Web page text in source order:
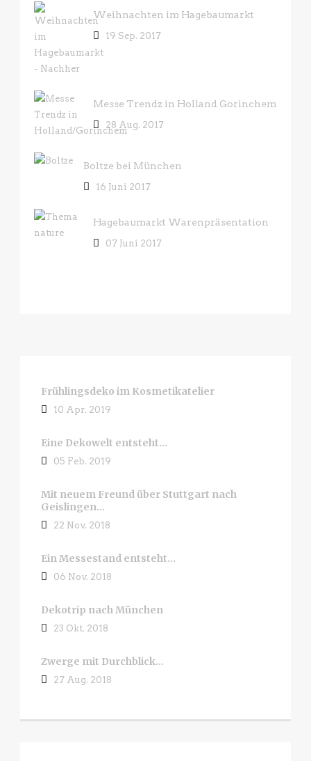
Weihnachten im Hagebaumarkt
19 Sep. 2017
Messe Trendz in Holland Gorinchem
28 Aug. 2017
Boltze bei München
16 Juni 2017
Hagebaumarkt Warenpräsentation
07 Juni 2017
Frühlingsdeko im Kosmetikatelier
10 Apr. 2019
Eine Dekowelt entsteht…
05 Feb. 2019
Mit neuem Freund über Stuttgart nach
Geislingen…
22 Nov. 2018
Ein Messestand entsteht…
06 Nov. 2018
Dekotrip nach München
23 Okt. 2018
Zwerge mit Durchblick…
27 Aug. 2018